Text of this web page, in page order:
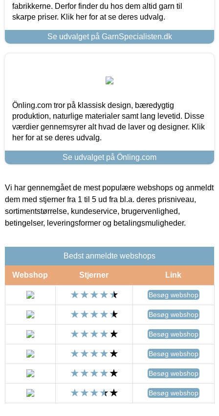
fabrikkerne. Derfor finder du hos dem altid garn til
skarpe priser. Klik her for at se deres udvalg.
Se udvalget på GarnSpecialisten.dk
Önling.com tror på klassisk design, bæredygtig
produktion, naturlige materialer samt lang levetid. Disse
værdier gennemsyrer alt hvad de laver og designer. Klik
her for at se deres udvalg.
Se udvalget på Önling.com
Vi har gennemgået de mest populære webshops og anmeldt
dem med stjerner fra 1 til 5 ud fra bl.a. deres prisniveau,
sortimentstørrelse, kundeservice, brugervenlighed,
betingelser, leveringsformer og betalingsmuligheder.
Bedst anmeldte webshops
Webshop Stjerner Link
Besøg webshop
Besøg webshop
Besøg webshop
Besøg webshop
Besøg webshop
Besøg webshop